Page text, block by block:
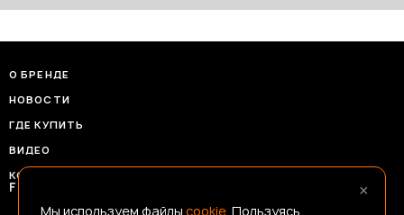
О БРЕНДЕ
НОВОСТИ
ГДЕ КУПИТЬ
ВИДЕО
КОНТАКТЫ
FRANSHIZAERMAK@CONSTANTA-T.RU ×
Мы используем файлы cookie . Пользуясь